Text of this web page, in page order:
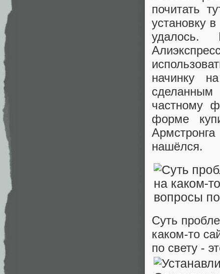
почитать
установку
удалось.
начинку
сделанным
частному
форме
нашёлся.
Суть
каком-то
по свету -